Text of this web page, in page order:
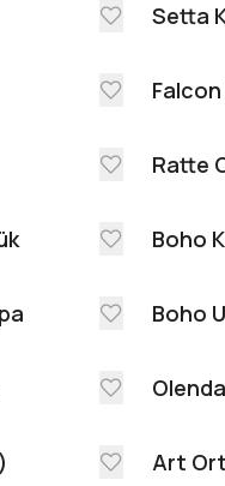
Setta
Ratte
Boho
Boho
Art